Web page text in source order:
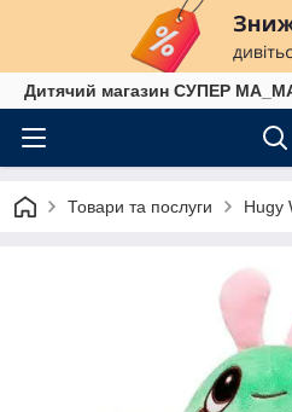
Дитячий магазин СУПЕР
Товари та послуги Hugy